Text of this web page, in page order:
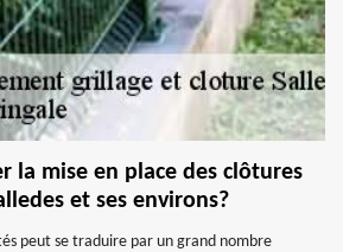
la mise en place des clôtures
et ses environs?
peut se traduire par un grand nombre